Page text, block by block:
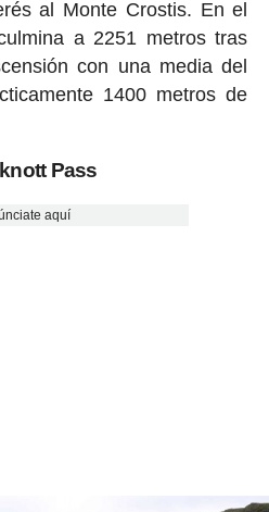
al Monte Crostis. En el
a 2251 metros tras
con una media del
1400 metros de
Pass
aquí